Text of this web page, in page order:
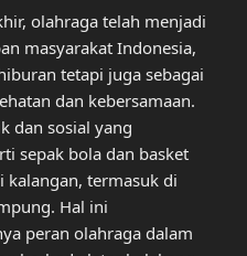
olahraga telah menjadi
masyarakat Indonesia,
tetapi juga sebagai
dan kebersamaan.
dan sosial yang
sepak bola dan basket
kalangan, termasuk di
Hal ini
peran olahraga dalam